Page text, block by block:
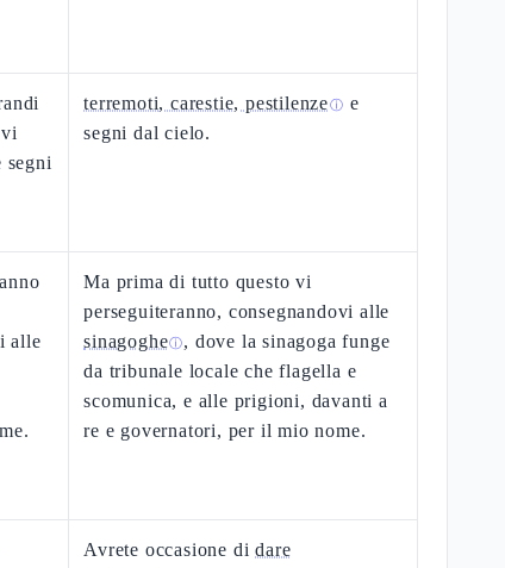
segni
terremoti, carestie, pestilenzeⓘ e
segni dal cielo.
alle
Ma prima di tutto questo vi
perseguiteranno, consegnandovi alle
sinagogheⓘ, dove la sinagoga funge
da tribunale locale che flagella e
scomunica, e alle prigioni, davanti a
re e governatori, per il mio nome.
Avrete occasione didare